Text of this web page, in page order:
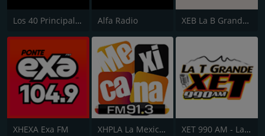
Los 40 Principales Alfa Radio XEB La B Grande 1220 AM
XHEXA Exa FM XHPLA La Mexicana - Aguascalientes XET 990 AM - La T Grande